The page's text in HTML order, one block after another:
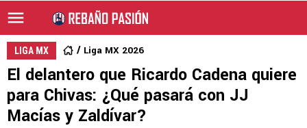
LIGA MX Liga MX 2026
El delantero que Ricardo Cadena quiere
para Chivas: ¿Qué pasará con JJ
Macías y Zaldívar?